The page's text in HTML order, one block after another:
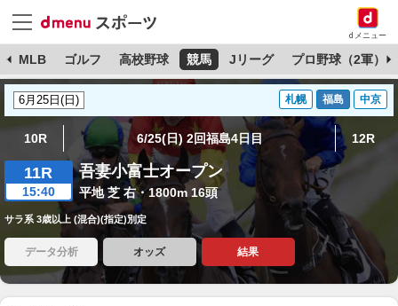
dメニュー
MLB ゴルフ 高校野球 競馬 Jリーグ プロ野球（2軍）
札幌 福島 中京
10R 6/25(日) 2回福島4日目 12R
11R
15:40
吾妻小富士オープン
平地 芝 右・1800m 16頭
サラ系 3歳以上 (混合)(指定)別定
データ分析 オッズ 結果